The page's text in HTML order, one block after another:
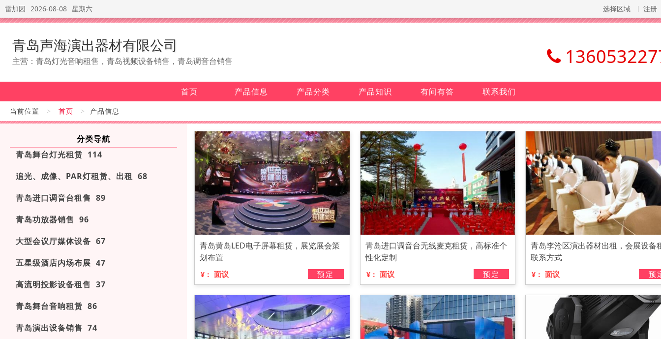
雷加因 2026-08-08 星期六 选择区域 注册
青岛声海演出器材有限公司
主营：青岛灯光音响租售，青岛视频设备销售，青岛调音台销售
首页 产品信息 产品分类 产品知识 有问有答 联系我们
当前位置 > 首页 > 产品信息
分类导航
青岛舞台灯光租赁 114
追光、成像、PAR灯租赁、出租 68
青岛进口调音台租售 89
青岛功放器销售 96
大型会议厅媒体设备 67
五星级酒店内场布展 47
高流明投影设备租售 37
青岛舞台音响租赁 86
青岛演出设备销售 74
青岛黄岛LED电子屏幕租赁，展览展会策
划布置
¥： 面议 预定
青岛进口调音台无线麦克租赁，高标准个
性化定制
¥： 面议 预定
青岛李沧区演出器材出租，会展设备
联系方式
¥： 面议 预